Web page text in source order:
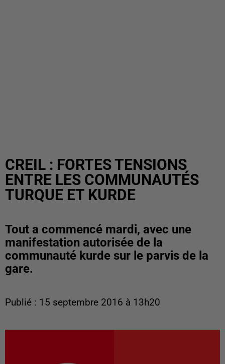
CREIL : FORTES TENSIONS
ENTRE LES COMMUNAUTÉS
TURQUE ET KURDE
Tout a commencé mardi, avec une
manifestation autorisée de la
communauté kurde sur le parvis de la
gare.
Publié : 15 septembre 2016 à 13h20